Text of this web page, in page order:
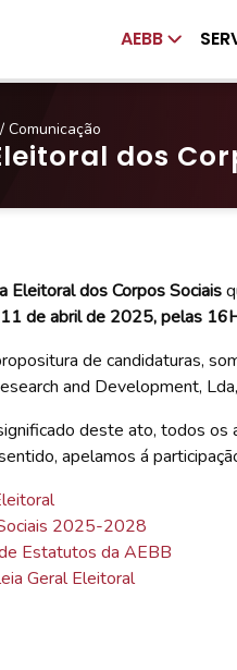
AEBB
Comunicação
dos
Eleitoral dos Corpos Sociais
11 de abril de 2025, pelas
de candidaturas,
and Development,
deste ato, todos
apelamos á
2025-2028
Estatutos da AEBB
Geral Eleitoral